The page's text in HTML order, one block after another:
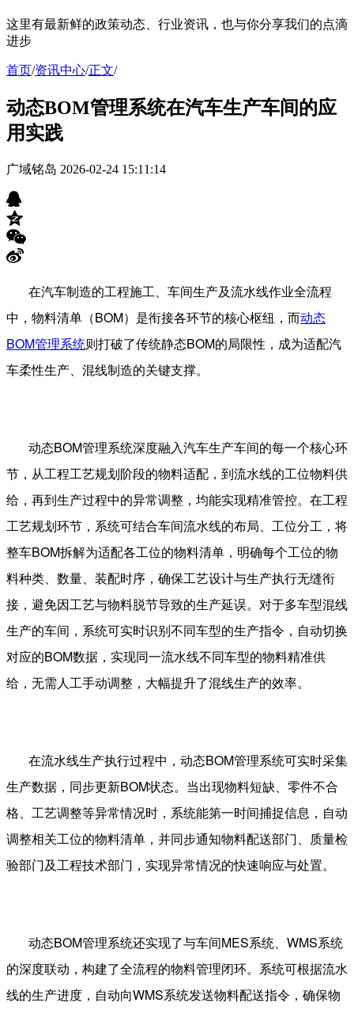
这里有最新鲜的政策动态、行业资讯，也与你分享我们的点滴
进步
首页/资讯中心/正文/
动态BOM管理系统在汽车生产车间的应
用实践
广域铭岛 2026-02-24 15:11:14
在汽车制造的工程施工、车间生产及流水线作业全流程
中，物料清单（BOM）是衔接各环节的核心枢纽，而动态
BOM管理系统则打破了传统静态BOM的局限性，成为适配汽
车柔性生产、混线制造的关键支撑。
动态BOM管理系统深度融入汽车生产车间的每一个核心环
节，从工程工艺规划阶段的物料适配，到流水线的工位物料供
给，再到生产过程中的异常调整，均能实现精准管控。在工程
工艺规划环节，系统可结合车间流水线的布局、工位分工，将
整车BOM拆解为适配各工位的物料清单，明确每个工位的物
料种类、数量、装配时序，确保工艺设计与生产执行无缝衔
接，避免因工艺与物料脱节导致的生产延误。对于多车型混线
生产的车间，系统可实时识别不同车型的生产指令，自动切换
对应的BOM数据，实现同一流水线不同车型的物料精准供
给，无需人工手动调整，大幅提升了混线生产的效率。
在流水线生产执行过程中，动态BOM管理系统可实时采集
生产数据，同步更新BOM状态。当出现物料短缺、零件不合
格、工艺调整等异常情况时，系统能第一时间捕捉信息，自动
调整相关工位的物料清单，并同步通知物料配送部门、质量检
验部门及工程技术部门，实现异常情况的快速响应与处置。
动态BOM管理系统还实现了与车间MES系统、 WMS系统
的深度联动，构建了全流程的物料管理闭环。系统可根据流水
线的生产进度，自动向WMS系统发送物料配送指令，确保物